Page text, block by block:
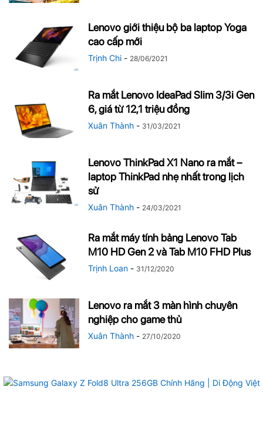
Lenovo giới thiệu bộ ba laptop Yoga
cao cấp mới
Trịnh Chi - 28/06/2021
Ra mắt Lenovo IdeaPad Slim 3/3i Gen
6, giá từ 12,1 triệu đồng
Xuân Thành - 31/03/2021
Lenovo ThinkPad X1 Nano ra mắt –
laptop ThinkPad nhẹ nhất trong lịch
sử
Xuân Thành - 24/03/2021
Ra mắt máy tính bảng Lenovo Tab
M10 HD Gen 2 và Tab M10 FHD Plus
Trịnh Loan - 31/12/2020
Lenovo ra mắt 3 màn hình chuyên
nghiệp cho game thủ
Xuân Thành - 27/10/2020